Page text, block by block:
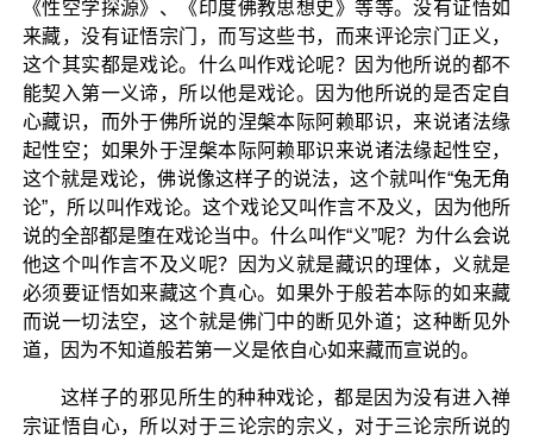
《性空学探源》、《印度佛教思想史》等等。没有证悟如
来藏，没有证悟宗门，而写这些书，而来评论宗门正义，
这个其实都是戏论。什么叫作戏论呢？因为他所说的都不
能契入第一义谛，所以他是戏论。因为他所说的是否定自
心藏识，而外于佛所说的涅槃本际阿赖耶识，来说诸法缘
起性空；如果外于涅槃本际阿赖耶识来说诸法缘起性空，
这个就是戏论，佛说像这样子的说法，这个就叫作“兔无角
论”，所以叫作戏论。这个戏论又叫作言不及义，因为他所
说的全部都是堕在戏论当中。什么叫作“义”呢？为什么会说
他这个叫作言不及义呢？因为义就是藏识的理体，义就是
必须要证悟如来藏这个真心。如果外于般若本际的如来藏
而说一切法空，这个就是佛门中的断见外道；这种断见外
道，因为不知道般若第一义是依自心如来藏而宣说的。
这样子的邪见所生的种种戏论，都是因为没有进入禅
宗证悟自心，所以对于三论宗的宗义，对于三论宗所说的